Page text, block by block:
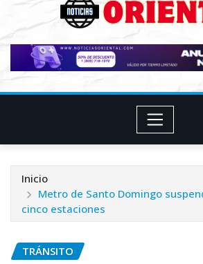
Inicio
Metro de Santo Domingo
cinco estaciones
TRÁNSITO